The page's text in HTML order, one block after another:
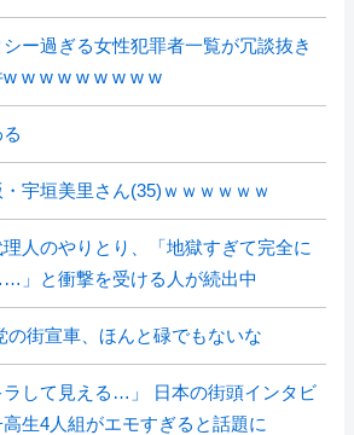
シー過ぎる女性犯罪者一覧が冗談抜き
w w w w w w w w
・宇垣美里さん(35)ｗｗｗｗｗｗ
人のやりとり、「地獄すぎて完全に
」と衝撃を受ける人が続出中
の街宣車、ほんと碌でもないな
して見える…」 日本の街頭インタビ
生4人組がエモすぎると話題に